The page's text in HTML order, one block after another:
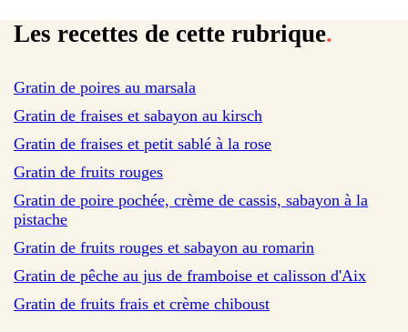
Les recettes de cette rubrique.
Gratin de poires au marsala
sur 97 avis
Gratin de fraises et sabayon au kirsch
sur 35 avis
Gratin de fraises et petit sablé à la rose
sur 462 avis
Gratin de fruits rouges
sur 6 avis
Gratin de poire pochée, crème de cassis, sabayon à la
pistache
Gratin de fruits rouges et sabayon au romarin
sur 19 avis
Gratin de pêche au jus de framboise et calisson d'Aix
Gratin de fruits frais et crème chiboust